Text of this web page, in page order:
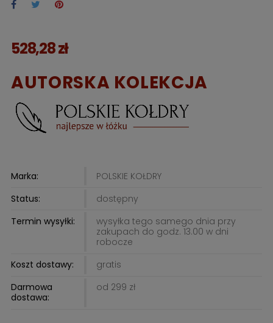
528,28 zł
AUTORSKA KOLEKCJA
Marka:
POLSKIE KOŁDRY
Status:
dostępny
Termin wysyłki:
wysyłka tego samego dnia przy
zakupach do godz. 13.00 w dni
robocze
Koszt dostawy:
gratis
Darmowa
dostawa:
od 299 zł